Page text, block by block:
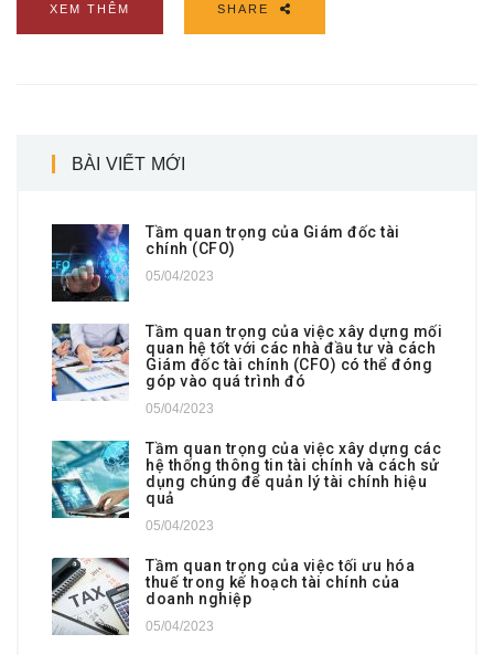
XEM THÊM SHARE
BÀI VIẾT MỚI
Tầm quan trọng của Giám đốc tài
chính (CFO)
05/04/2023
Tầm quan trọng của việc xây dựng mối
quan hệ tốt với các nhà đầu tư và cách
Giám đốc tài chính (CFO) có thể đóng
góp vào quá trình đó
05/04/2023
Tầm quan trọng của việc xây dựng các
hệ thống thông tin tài chính và cách sử
dụng chúng để quản lý tài chính hiệu
quả
05/04/2023
Tầm quan trọng của việc tối ưu hóa
thuế trong kế hoạch tài chính của
doanh nghiệp
05/04/2023